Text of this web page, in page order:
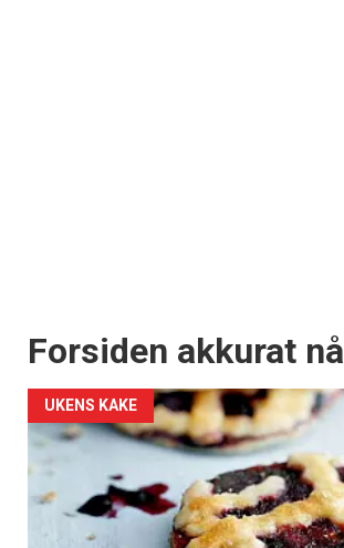
Forsiden akkurat nå
UKENS KAKE